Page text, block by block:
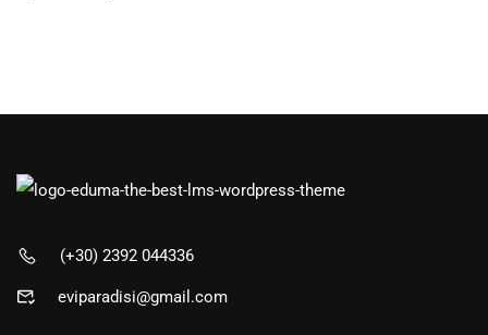
(+30) 2392 044336
eviparadisi@gmail.com